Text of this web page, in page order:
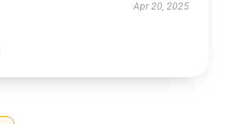
Apr 20, 2025